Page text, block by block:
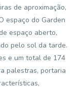
de aproximação,
espaço do Garden
espaço aberto,
pelo sol da tarde.
e um total de 174
palestras, portaria